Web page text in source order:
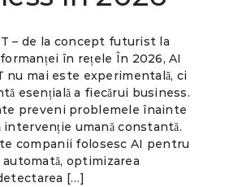
– de la concept futurist la
în rețele În 2026, AI
nu mai este experimentală, ci
esențială a fiecărui business.
preveni problemele înainte
intervenție umană constantă.
companii folosesc AI pentru
optimizarea
[…]